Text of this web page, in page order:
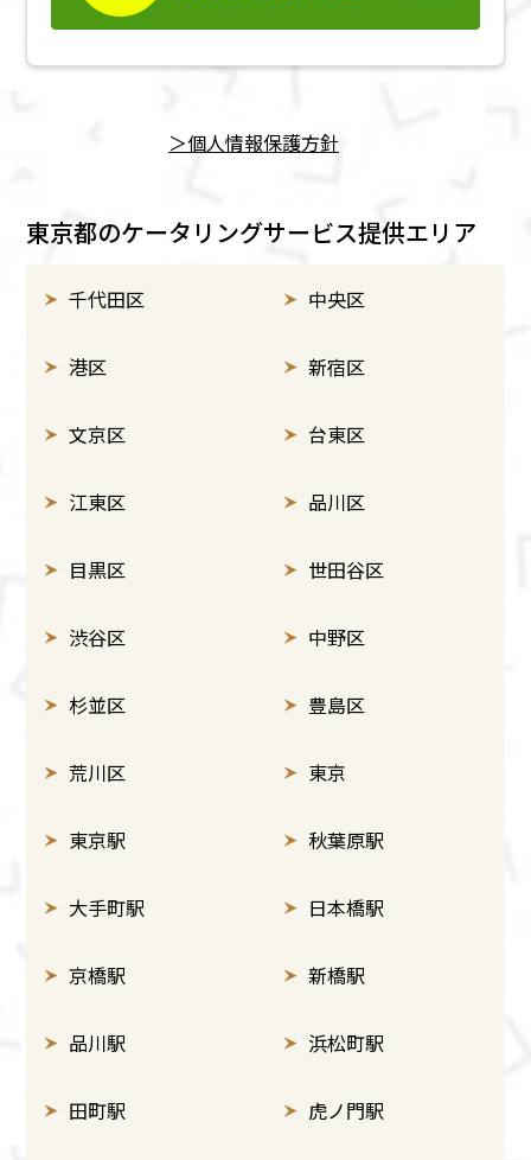
＞個⼈情報保護方針
東京都のケータリングサービス提供エリア
千代田区 中央区
港区 新宿区
文京区 台東区
江東区 品川区
目黒区 世田谷区
渋谷区 中野区
杉並区 豊島区
荒川区 東京
東京駅 秋葉原駅
大手町駅 日本橋駅
京橋駅 新橋駅
品川駅 浜松町駅
田町駅 虎ノ門駅